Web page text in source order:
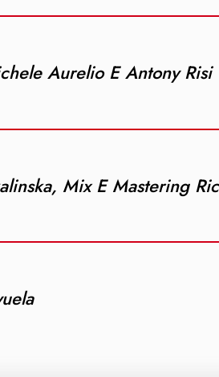
Aurelio E Antony Risi
Mix E Mastering